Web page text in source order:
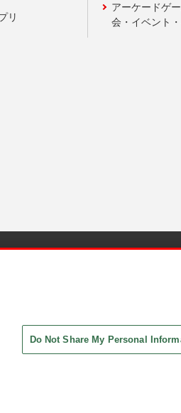
リ
アーケードゲ
会・イベント
Do Not Share My Personal